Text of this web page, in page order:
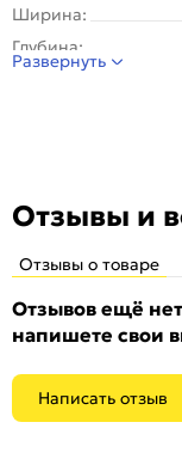
Ширина:
Глубина:
Развернуть
Отзывы и
Отзывы о товаре
Отзывов ещё
напишете свои
Написать отзыв